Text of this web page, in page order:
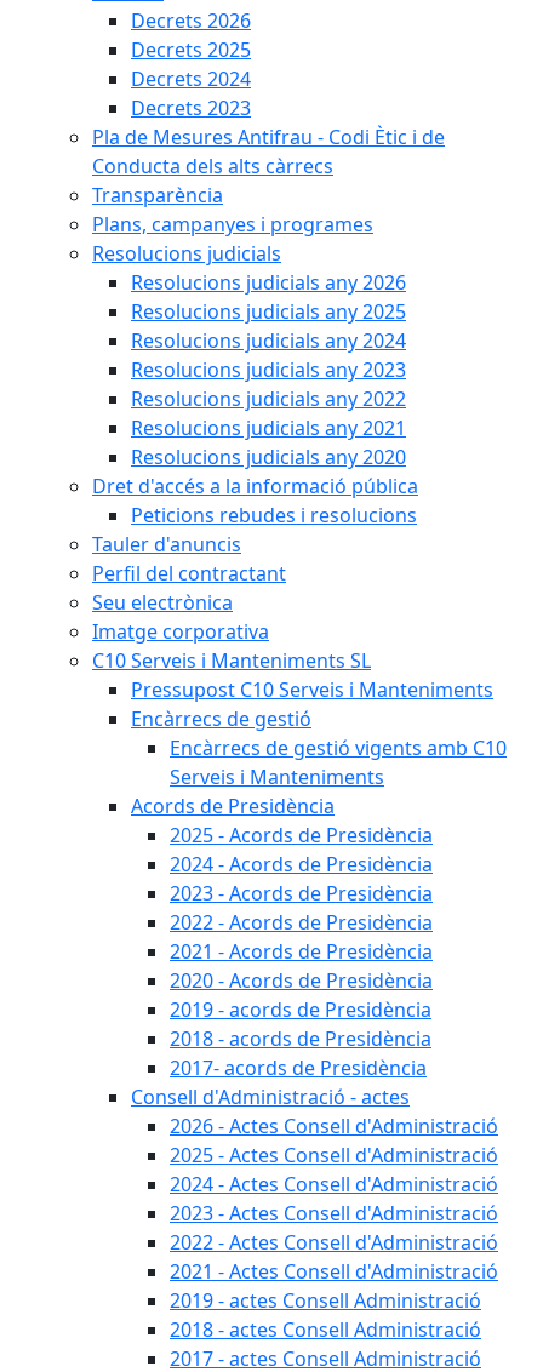
Decrets 2026
Decrets 2025
Decrets 2024
Decrets 2023
Pla de Mesures Antifrau - Codi Ètic i de
Conducta dels alts càrrecs
Transparència
Plans, campanyes i programes
Resolucions judicials
Resolucions judicials any 2026
Resolucions judicials any 2025
Resolucions judicials any 2024
Resolucions judicials any 2023
Resolucions judicials any 2022
Resolucions judicials any 2021
Resolucions judicials any 2020
Dret d'accés a la informació pública
Peticions rebudes i resolucions
Tauler d'anuncis
Perfil del contractant
Seu electrònica
Imatge corporativa
C10 Serveis i Manteniments SL
Pressupost C10 Serveis i Manteniments
Encàrrecs de gestió
Encàrrecs de gestió vigents amb C10
Serveis i Manteniments
Acords de Presidència
2025 - Acords de Presidència
2024 - Acords de Presidència
2023 - Acords de Presidència
2022 - Acords de Presidència
2021 - Acords de Presidència
2020 - Acords de Presidència
2019 - acords de Presidència
2018 - acords de Presidència
2017- acords de Presidència
Consell d'Administració - actes
2026 - Actes Consell d'Administració
2025 - Actes Consell d'Administració
2024 - Actes Consell d'Administració
2023 - Actes Consell d'Administració
2022 - Actes Consell d'Administració
2021 - Actes Consell d'Administració
2019 - actes Consell Administració
2018 - actes Consell Administració
2017 - actes Consell Administració